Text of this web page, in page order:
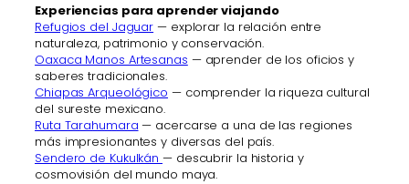
Experiencias para aprender viajando
Refugios del Jaguar — explorar la relación entre
naturaleza, patrimonio y conservación.
Oaxaca Manos Artesanas — aprender de los oficios y
saberes tradicionales.
Chiapas Arqueológico — comprender la riqueza cultural
del sureste mexicano.
Ruta Tarahumara — acercarse a una de las regiones
más impresionantes y diversas del país.
Sendero de Kukulkán — descubrir la historia y
cosmovisión del mundo maya.